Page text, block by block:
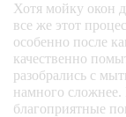
Хотя мойку окон
все же этот
особенно после
качественно
разобрались с
намного сложнее.
благоприятные